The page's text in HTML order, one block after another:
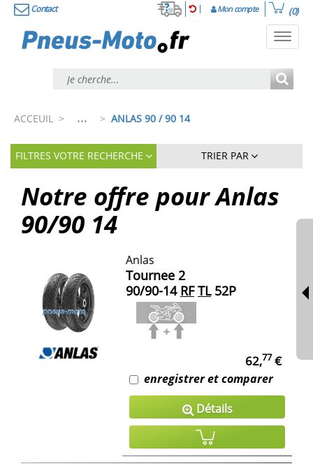
Contact Mon compte (0)
ACCEUIL > ... > ANLAS 90 / 90 14
FILTRES VOTRE RECHERCHE TRIER PAR
Notre offre pourAnlas
90/90 14
Anlas
Tournee 2
90/90-14 RF TL52P
62,77 €
enregistrer et comparer
Détails